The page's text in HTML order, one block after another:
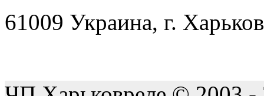
61009 Украина, г.